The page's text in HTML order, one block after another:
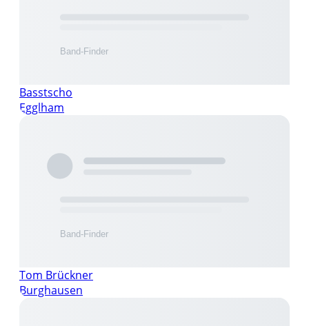
Basstscho
Egglham
Tom Brückner
Burghausen